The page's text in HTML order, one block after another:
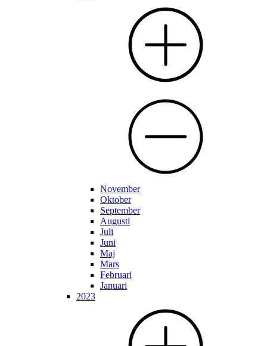
November
Oktober
September
Augusti
Juli
Juni
Maj
Mars
Februari
Januari
2023